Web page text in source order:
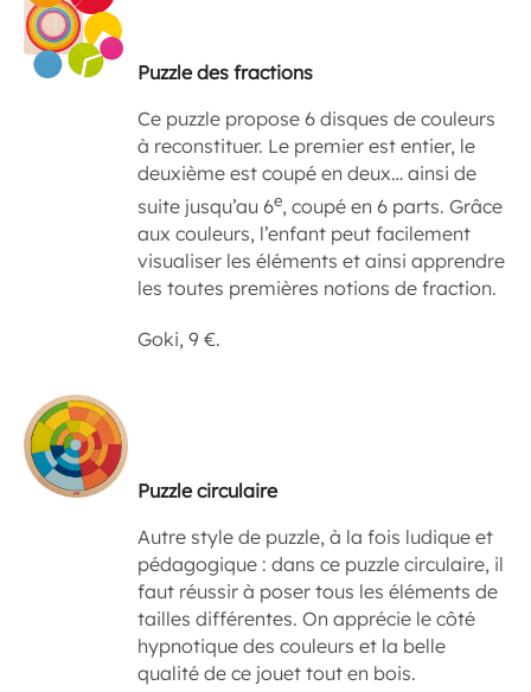
Puzzle des fractions
Ce puzzle propose 6 disques de couleurs
à reconstituer. Le premier est entier, le
deuxième est coupé en deux… ainsi de
suite jusqu’au 6e, coupé en 6 parts. Grâce
aux couleurs, l’enfant peut facilement
visualiser les éléments et ainsi apprendre
les toutes premières notions de fraction.
Goki, 9 €.
Puzzle circulaire
Autre style de puzzle, à la fois ludique et
pédagogique : dans ce puzzle circulaire, il
faut réussir à poser tous les éléments de
tailles différentes. On apprécie le côté
hypnotique des couleurs et la belle
qualité de ce jouet tout en bois.